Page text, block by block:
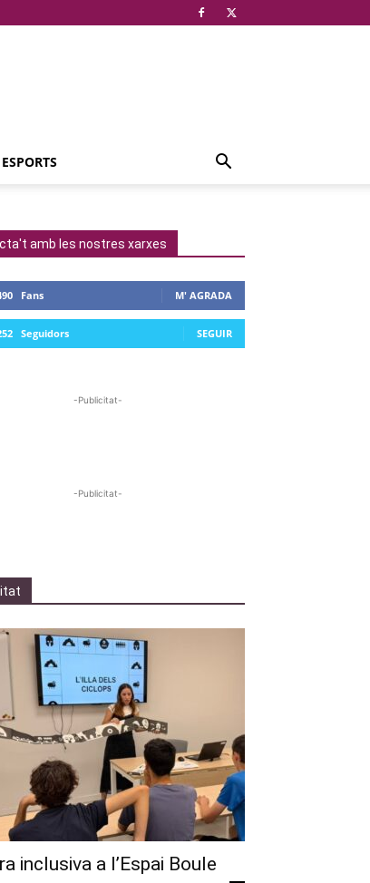
ESPORTS
amb les nostres xarxes
Fans M' AGRADA
Seguidors SEGUIR
-Publicitat-
-Publicitat-
inclusiva a l’Espai Boule